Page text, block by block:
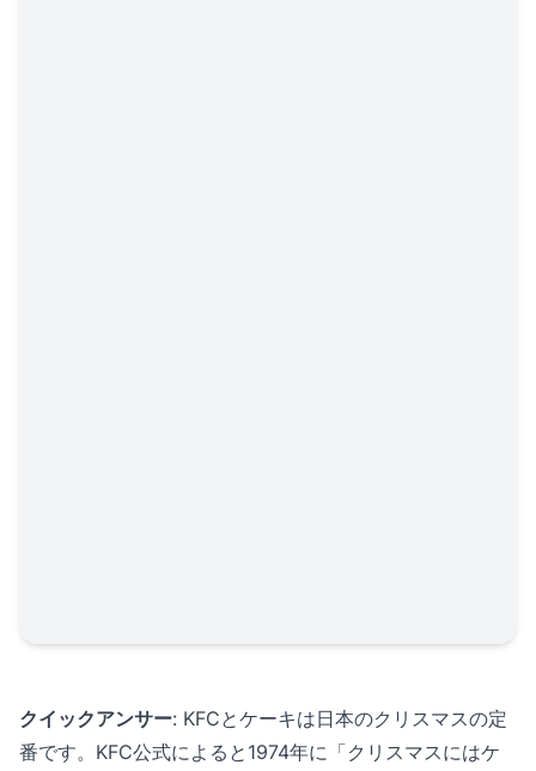
クイックアンサー: KFCとケーキは日本のクリスマスの定
番です。KFC公式によると1974年に「クリスマスにはケ